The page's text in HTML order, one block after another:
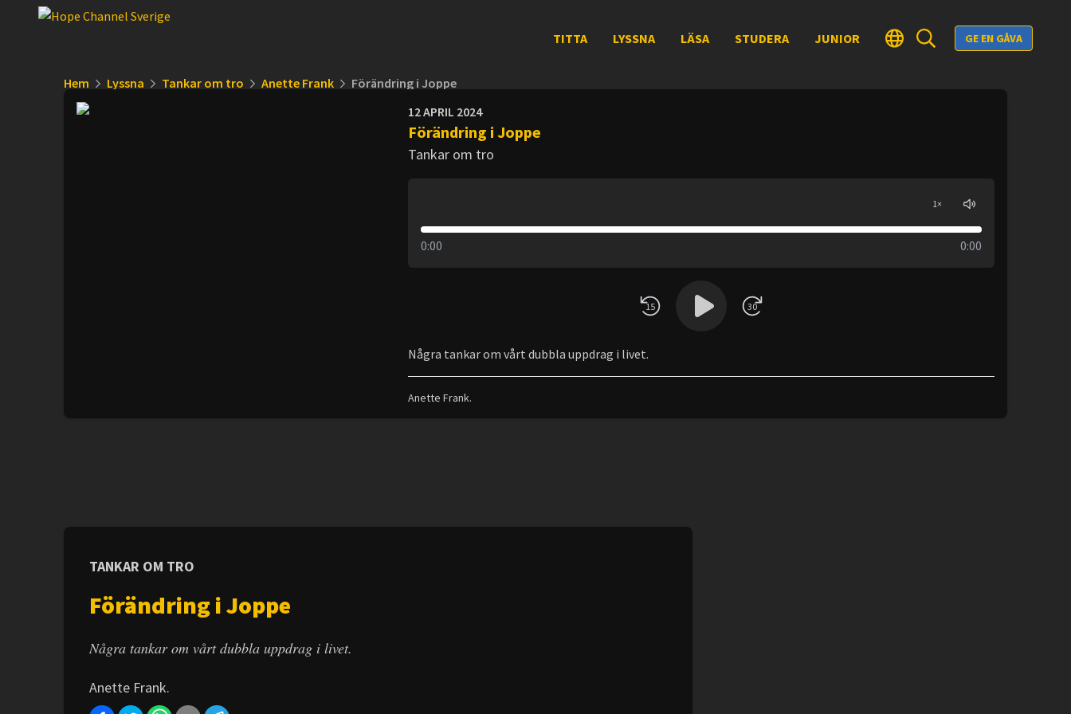
TITTA LYSSNA LÄSA STUDERA JUNIOR GE EN GÅVA
Hem Lyssna Tankar om tro Anette Frank
Förändring i Joppe
12 APRIL 2024
Förändring i Joppe
Tankar om tro
1×
0:00 0:00
15 30
Några tankar om vårt dubbla uppdrag i livet.
Anette Frank.
TANKAR OM TRO
Förändring i Joppe
Några tankar om vårt dubbla uppdrag i livet.
Anette Frank.